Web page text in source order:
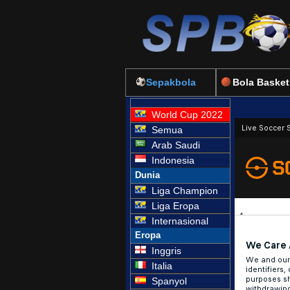
Sepakbola Bola Basket
World Cup 2022
Semua
Arab Saudi
Indonesia
Dunia
Liga Champion
Liga Eropa
Internasional
Eropa
Inggris
Italia
Spanyol